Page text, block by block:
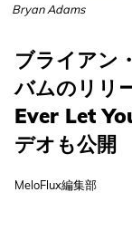
Bryan Adams
ブライアン
バムのリリ
Ever Let
デオも公開
MeloFlux編集部